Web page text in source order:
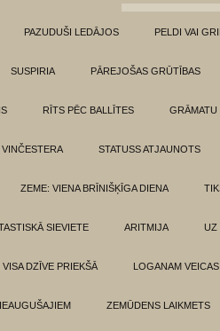
PAZUDUŠI LEDĀJOS PELDI VAI
SUSPIRIA PĀREJOŠAS GRŪTĪBAS
RĪTS PĒC BALLĪTES GRĀMATU
VINČESTERA STATUSS ATJAUNOTS
ZEME: VIENA BRĪNIŠĶĪGA DIENA
SIEVIETE ARITMIJA UZ
VISA DZĪVE PRIEKŠĀ LOGANAM VEICAS
ZEMŪDENS LAIKMETS